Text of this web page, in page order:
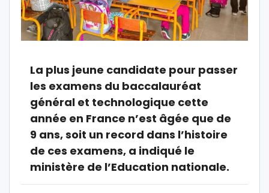
La plus jeune candidate pour passer
les examens du baccalauréat
général et technologique cette
année en France n’est âgée que de
9 ans, soit un record dans l’histoire
de ces examens, a indiqué le
ministère de l’Education nationale.